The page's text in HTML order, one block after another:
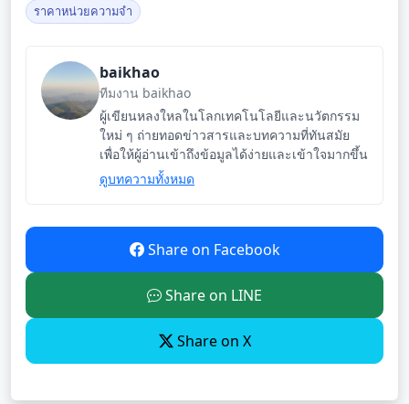
ราคาหน่วยความจำ
baikhao
ทีมงาน baikhao
ผู้เขียนหลงใหลในโลกเทคโนโลยีและนวัตกรรม
ใหม่ ๆ ถ่ายทอดข่าวสารและบทความที่ทันสมัย
เพื่อให้ผู้อ่านเข้าถึงข้อมูลได้ง่ายและเข้าใจมากขึ้น
ดูบทความทั้งหมด
Share on Facebook
Share on LINE
Share on X